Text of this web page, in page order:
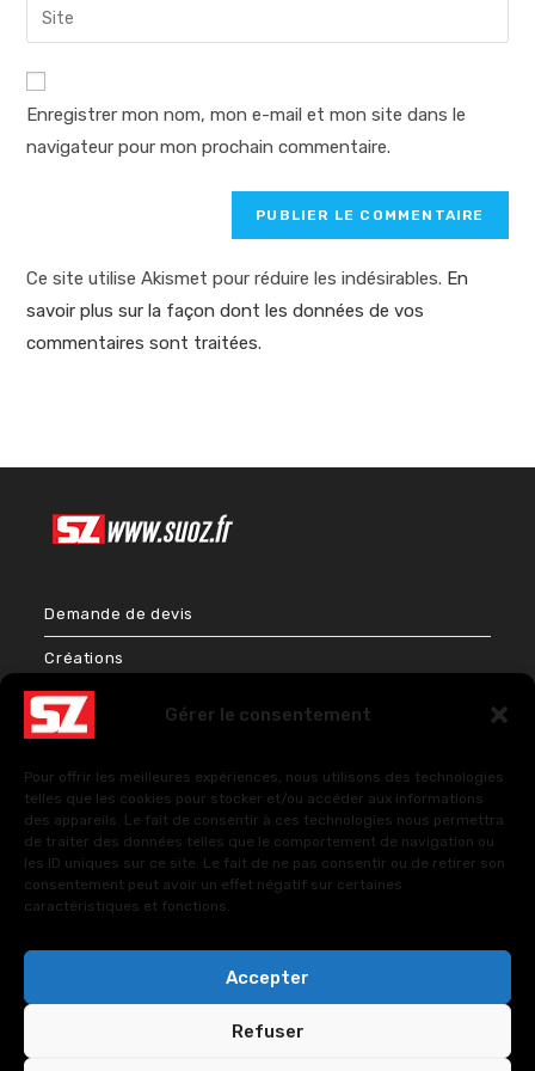
Gérer le consentement
Pour offrir les meilleures expériences, nous utilisons des technologies
telles que les cookies pour stocker et/ou accéder aux informations
des appareils. Le fait de consentir à ces technologies nous permettra
de traiter des données telles que le comportement de navigation ou
les ID uniques sur ce site. Le fait de ne pas consentir ou de retirer son
consentement peut avoir un effet négatif sur certaines
caractéristiques et fonctions.
Accepter
Refuser
to
comment
address
comment
Saisir
l’URL
de
(facultatif)
Enregistrer mon nom, mon e-mail et mon site dans le
navigateur pour mon prochain commentaire.
Ce site utilise Akismet pour réduire les indésirables. En
savoir plus sur la façon dont les données de vos
commentaires sont traitées.
Demande de devis
Créations
Bien-être & Couleurs
FAQ – Questions fréquentes
Politique de cookies (UE)
Politiques de confidentialité